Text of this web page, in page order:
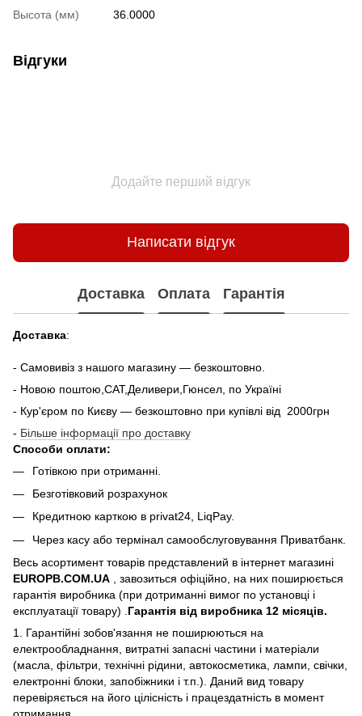
Высота (мм) 36.0000
Відгуки
Додайте перший відгук
Написати відгук
Доставка Оплата Гарантія
Доставка:
- Самовивіз з нашого магазину — безкоштовно.
- Новою поштою,САТ,Деливери,Гюнсел, по Україні
- Кур'єром по Києву — безкоштовно при купiвлi вiд 2000грн
- Більше інформації про доставку
Способи оплати:
Готівкою при отриманні.
Безготівковий розрахунок
Кредитною карткою в privat24, LiqPay.
Через касу або термінал самообслуговування Приватбанк.
Весь асортимент товарів представлений в інтернет магазині
EUROPB.COM.UA
, завозиться офіційно, на них поширюється
гарантія виробника (при дотриманні вимог по установці і
експлуатації товару) . Гарантія від виробника 12 місяців.
1. Гарантійні зобов'язання не поширюються на
електрообладнання, витратні запасні частини і матеріали
(масла, фільтри, технічні рідини, автокосметика, лампи, свічки,
електронні блоки, запобіжники і т.п.). Даний вид товару
перевіряється на його цілісність і працездатність в момент